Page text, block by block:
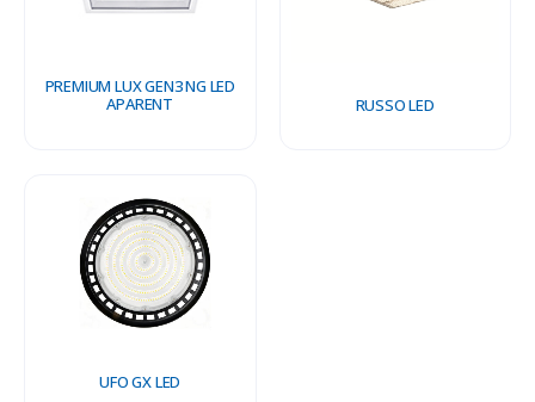
PREMIUM LUX GEN3 NG LED
APARENT
RUSSO LED
UFO GX LED